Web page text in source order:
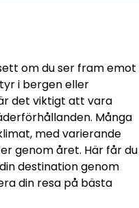
om du ser fram emot
i bergen eller
det viktigt att vara
Många
med varierande
genom året. Här får du
destination genom
din resa på bästa